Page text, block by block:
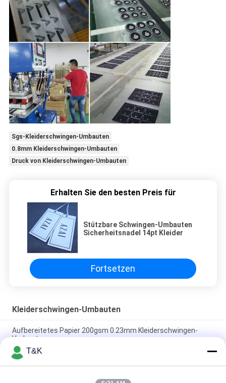
Sgs-Kleiderschwingen-Umbauten
0.8mm Kleiderschwingen-Umbauten
Druck von Kleiderschwingen-Umbauten
Erhalten Sie den besten Preis für
Stützbare Schwingen-Umbauten
Sicherheitsnadel 14pt Kleider
Fortsetzen
Kleiderschwingen-Umbauten
Aufbereitetes Papier 200gsm 0.23mm Kleiderschwingen-
Umbauten
Beschichteter Art Paper Ultrasonic Cut 0.6mm Papier-Hang
Tags For Clothing
T&K